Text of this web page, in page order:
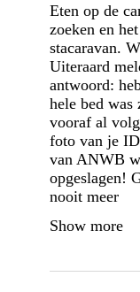
Eten op de
zoeken en
stacaravan.
Uiteraard
antwoord:
hele bed was
vooraf al
foto van je
van ANWB
opgeslagen!
nooit meer
Show more